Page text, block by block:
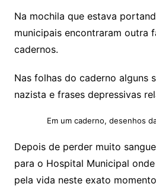
Na mochila que estava
municipais encontraram outra
cadernos.
Nas folhas do caderno alguns
nazista e frases depressivas
Em um caderno, desenhos
Depois de perder muito
para o Hospital Municipal
pela vida neste exato